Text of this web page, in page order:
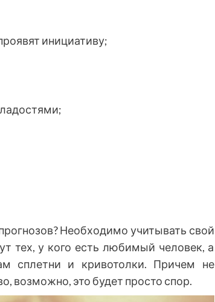
инициативу;
Необходимо учитывать свой
тех, у кого есть любимый человек, а
сплетни и кривотолки. Причем не
возможно, это будет просто спор.